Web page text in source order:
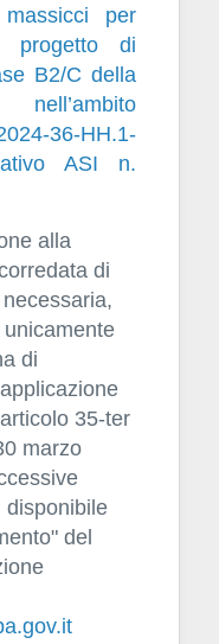
per
progetto di
B2/C della
36-HH.1-
ASI n.
alla
di
di
35-ter
marzo
disponibile
del